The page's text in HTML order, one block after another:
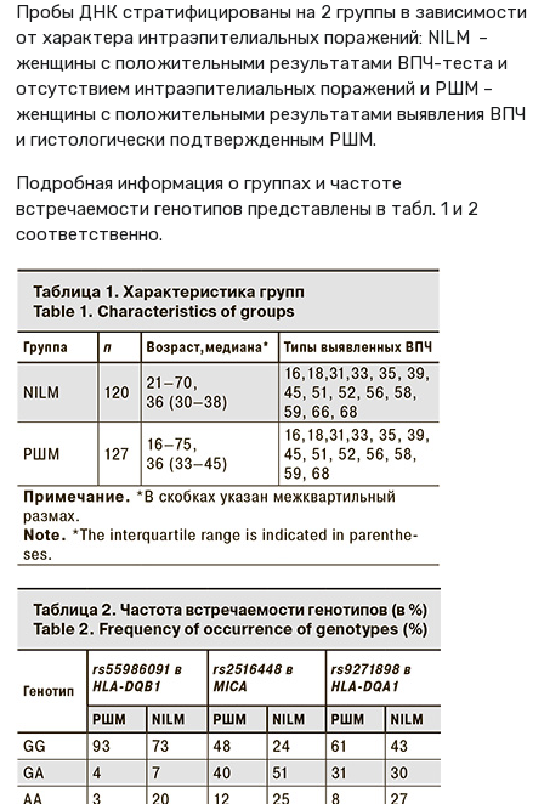
Пробы ДНК стратифицированы на 2 группы в зависимости
от характера интраэпителиальных поражений: NILM –
женщины с положительными результатами ВПЧ-теста и
отсутствием интраэпителиальных поражений и РШМ –
женщины с положительными результатами выявления ВПЧ
и гистологически подтвержденным РШМ.
Подробная информация о группах и частоте
встречаемости генотипов представлены в табл. 1 и 2
соответственно.